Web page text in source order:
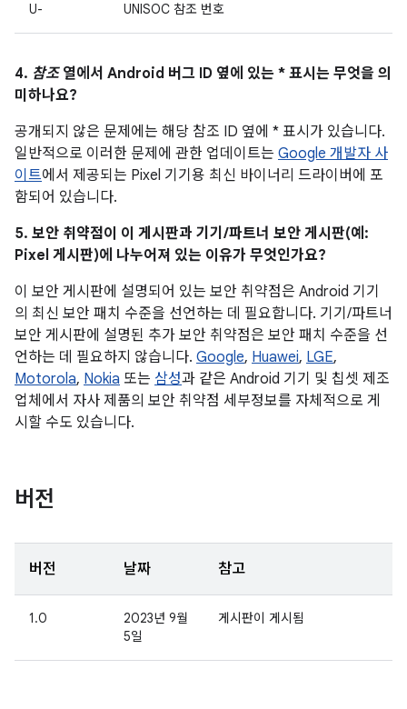
U- UNISOC 참조 번호
4. 참조열에서 Android 버그 ID 옆에 있는 * 표시는 무엇을 의
미하나요?
공개되지 않은 문제에는 해당 참조 ID 옆에 * 표시가 있습니다.
일반적으로 이러한 문제에 관한 업데이트는 Google 개발자 사
이트에서 제공되는 Pixel 기기용 최신 바이너리 드라이버에 포
함되어 있습니다.
5. 보안 취약점이 이 게시판과 기기/파트너 보안 게시판(예:
Pixel 게시판)에 나누어져 있는 이유가 무엇인가요?
이 보안 게시판에 설명되어 있는 보안 취약점은 Android 기기
의 최신 보안 패치 수준을 선언하는 데 필요합니다. 기기/파트너
보안 게시판에 설명된 추가 보안 취약점은 보안 패치 수준을 선
언하는 데 필요하지 않습니다. Google, Huawei, LGE,
Motorola, Nokia 또는 삼성과 같은 Android 기기 및 칩셋 제조
업체에서 자사 제품의 보안 취약점 세부정보를 자체적으로 게
시할 수도 있습니다.
버전
버전 날짜 참고
1.0
2023년 9월
5일
게시판이 게시됨